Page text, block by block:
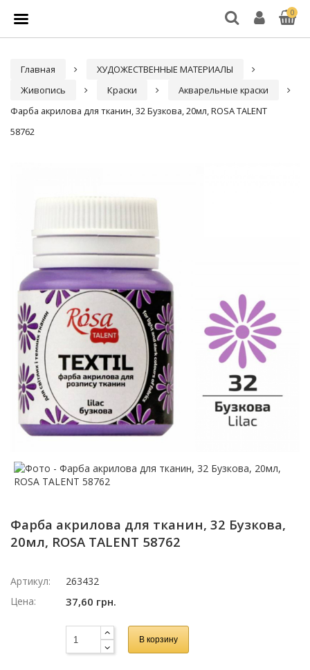
0
Главная
ХУДОЖЕСТВЕННЫЕ МАТЕРИАЛЫ
Живопись
Краски
Акварельные краски
Фарба акрилова для тканин, 32 Бузкова, 20мл, ROSA TALENT
58762
Фарба акрилова для тканин, 32 Бузкова,
20мл, ROSA TALENT 58762
Артикул:
263432
Цена:
37,60 грн.
В корзину